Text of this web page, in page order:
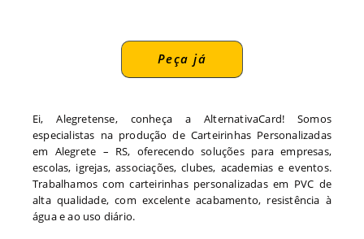
Peça já
Ei, Alegretense, conheça a AlternativaCard! Somos
especialistas na produção de Carteirinhas Personalizadas
em Alegrete – RS, oferecendo soluções para empresas,
escolas, igrejas, associações, clubes, academias e eventos.
Trabalhamos com carteirinhas personalizadas em PVC de
alta qualidade, com excelente acabamento, resistência à
água e ao uso diário.